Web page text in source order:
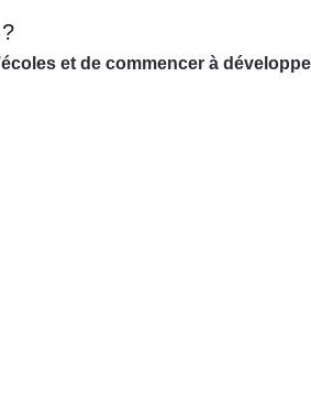
et de commencer à